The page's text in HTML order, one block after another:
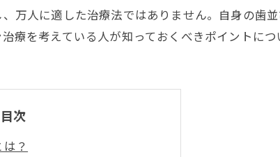
万人に適した治療法ではありません。自身の歯
を考えている人が知っておくべきポイントにつ
目次
？